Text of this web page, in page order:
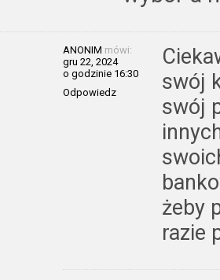
ANONIM mówi:
gru 22, 2024
o godzinie 16:30
Odpowiedz
swój
swój
żeby
razie